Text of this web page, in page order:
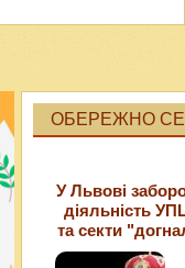
ОБЕРЕЖНО
У Львові
діяльність
та секти